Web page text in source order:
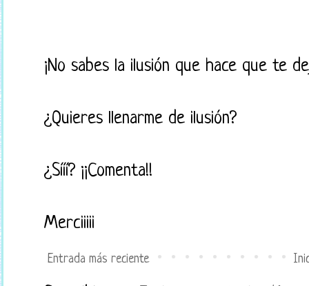
¡No sabes la ilusión que hace que te
¿Quieres llenarme de ilusión?
¿Sííí? ¡¡Comenta!!
Merciiiii
Entrada más reciente